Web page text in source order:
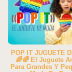
POP IT JUGUETE
🌈🌈 El Juguete
Para Grandes Y